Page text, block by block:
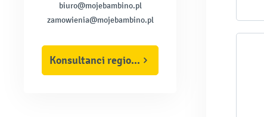
biuro@mojebambino.pl
zamowienia@mojebambino.pl
Konsultanci regionalni